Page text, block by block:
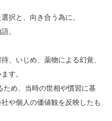
択と、向き合う為に。
。
、いじめ、薬物による幻覚、
す。
め、当時の世相や慣習に基
や個人の価値観を反映したも